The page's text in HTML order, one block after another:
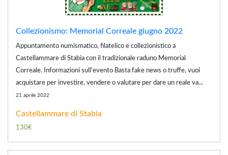
Collezionismo: Memorial Correale giugno 2022
Appuntamento numismatico, filatelico e collezionistico a
Castellammare di Stabia con il tradizionale raduno Memorial
Correale. Informazioni sull'evento Basta fake news o truffe, vuoi
acquistare per investire, vendere o valutare per dare un reale va...
21 aprile 2022
Castellammare di Stabia
130€